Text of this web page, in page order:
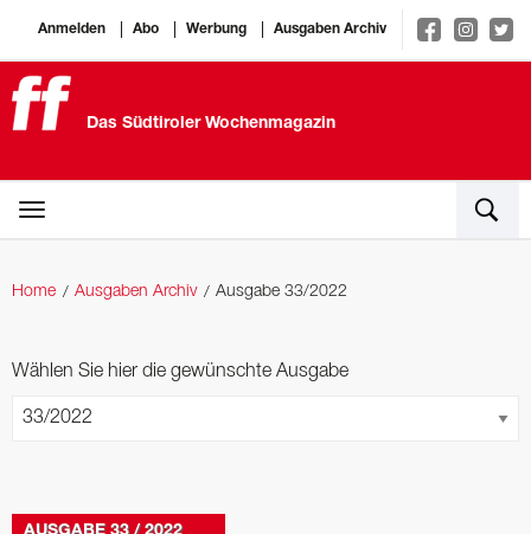
Anmelden Abo Werbung Ausgaben Archiv
Das Südtiroler Wochenmagazin
Home Ausgaben Archiv Ausgabe 33/2022
Wählen Sie hier die gewünschte Ausgabe